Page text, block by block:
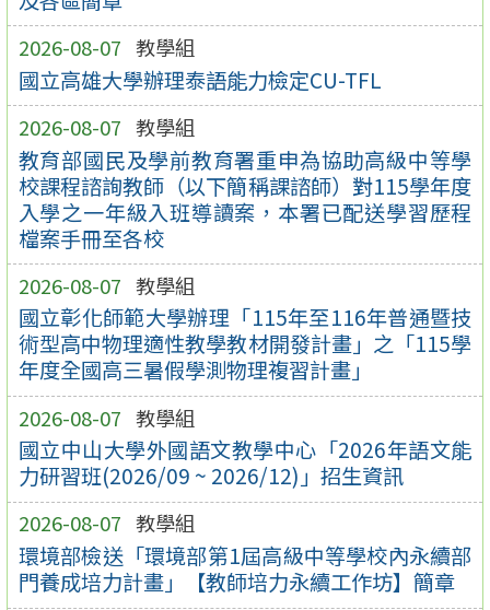
2026-08-07 教學組
國立高雄大學辦理泰語能力檢定CU-TFL
2026-08-07 教學組
教育部國民及學前教育署重申為協助高級中等學
校課程諮詢教師（以下簡稱課諮師）對115學年度
入學之一年級入班導讀案，本署已配送學習歷程
檔案手冊至各校
2026-08-07 教學組
國立彰化師範大學辦理「115年至116年普通暨技
術型高中物理適性教學教材開發計畫」之「115學
年度全國高三暑假學測物理複習計畫」
2026-08-07 教學組
國立中山大學外國語文教學中心「2026年語文能
力研習班(2026/09 ~ 2026/12)」招生資訊
2026-08-07 教學組
環境部檢送「環境部第1屆高級中等學校內永續部
門養成培力計畫」【教師培力永續工作坊】簡章